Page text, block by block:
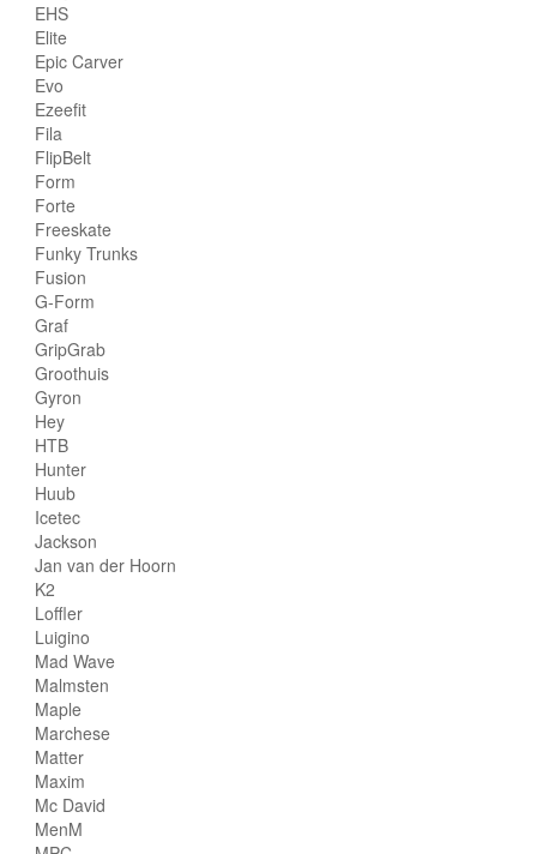
EHS
Elite
Epic Carver
Evo
Ezeefit
Fila
FlipBelt
Form
Forte
Freeskate
Funky Trunks
Fusion
G-Form
Graf
GripGrab
Groothuis
Gyron
Hey
HTB
Hunter
Huub
Icetec
Jackson
Jan van der Hoorn
K2
Loffler
Luigino
Mad Wave
Malmsten
Maple
Marchese
Matter
Maxim
Mc David
MenM